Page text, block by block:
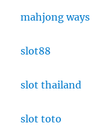
mahjong ways
slot88
slot thailand
slot toto